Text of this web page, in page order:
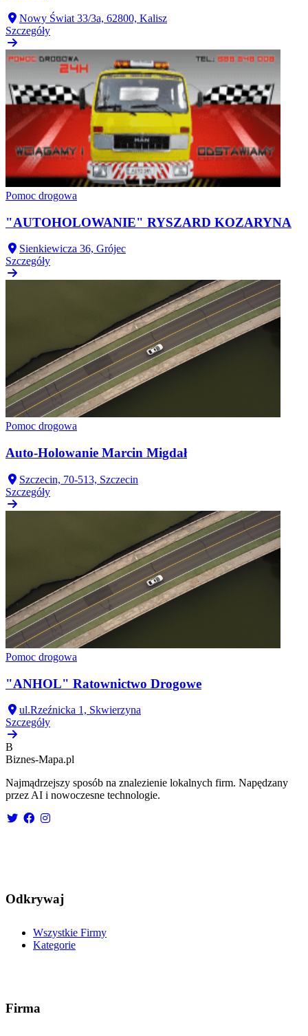
Nowy Świat 33/3a, 62800, Kalisz
Szczegóły
Pomoc drogowa
"AUTOHOLOWANIE" RYSZARD KOZARYNA
Sienkiewicza 36, Grójec
Szczegóły
Pomoc drogowa
Auto-Holowanie Marcin Migdał
Szczecin, 70-513, Szczecin
Szczegóły
Pomoc drogowa
"ANHOL" Ratownictwo Drogowe
ul.Rzeźnicka 1, Skwierzyna
Szczegóły
B
Biznes-Mapa.pl
Najmądrzejszy sposób na znalezienie lokalnych firm. Napędzany
przez AI i nowoczesne technologie.
Odkrywaj
Wszystkie Firmy
Kategorie
Firma